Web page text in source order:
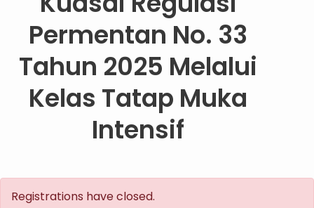
Permentan No. 33
Tahun 2025 Melalui
Kelas Tatap Muka
Intensif
Registrations have closed.